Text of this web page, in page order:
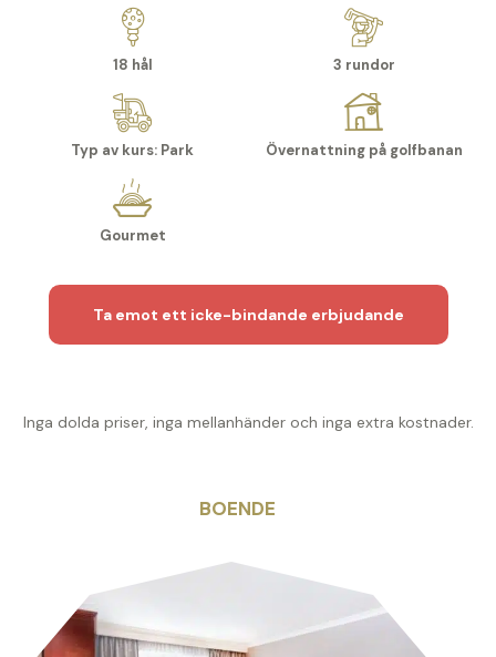
18 hål 3 rundor
Typ av kurs: Park Övernattning på golfbanan
Gourmet
Ta emot ett icke-bindande erbjudande
Inga dolda priser, inga mellanhänder och inga extra kostnader.
BOENDE